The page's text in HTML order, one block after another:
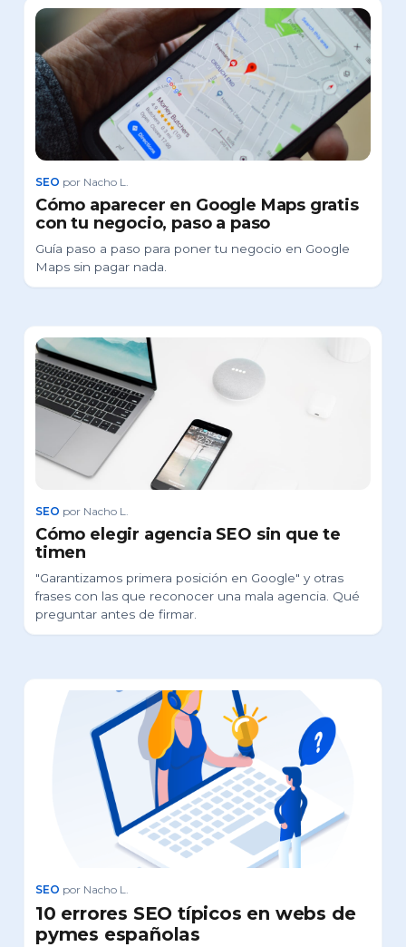
SEO por Nacho L.
Cómo aparecer en Google Maps gratis
con tu negocio, paso a paso
Guía paso a paso para poner tu negocio en Google
Maps sin pagar nada.
SEO por Nacho L.
Cómo elegir agencia SEO sin que te
timen
"Garantizamos primera posición en Google" y otras
frases con las que reconocer una mala agencia. Qué
preguntar antes de firmar.
SEO por Nacho L.
10 errores SEO típicos en webs de
pymes españolas